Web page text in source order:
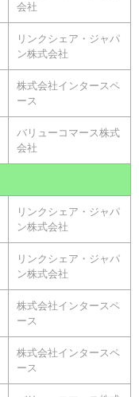
会社
リンクシェア・ジャパ
ン株式会社
株式会社インタースペ
ース
バリューコマース株式
会社
リンクシェア・ジャパ
ン株式会社
リンクシェア・ジャパ
ン株式会社
株式会社インタースペ
ース
株式会社インタースペ
ース